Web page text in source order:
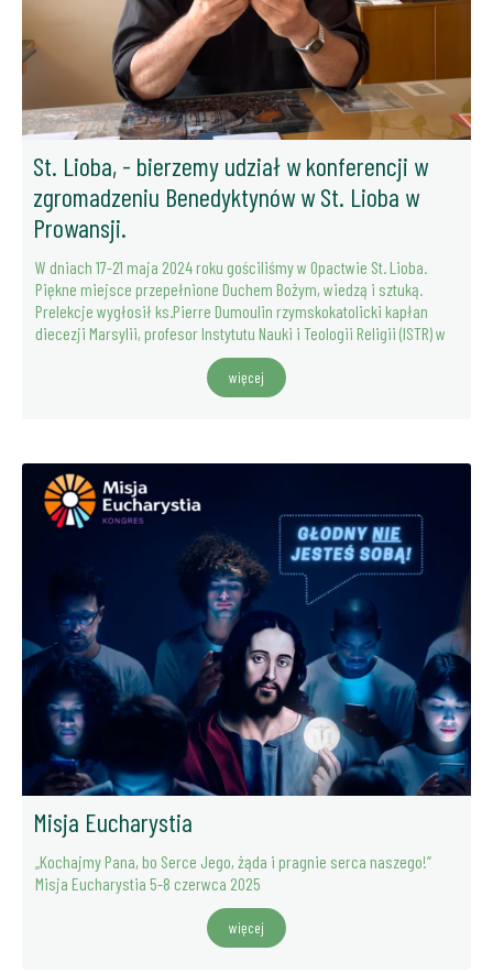
St. Lioba, - bierzemy udział w konferencji w
zgromadzeniu Benedyktynów w St. Lioba w
Prowansji.
W dniach 17-21 maja 2024 roku gościliśmy w Opactwie St. Lioba.
Piękne miejsce przepełnione Duchem Bożym, wiedzą i sztuką.
Prelekcje wygłosił ks.Pierre Dumoulin rzymskokatolicki kapłan
diecezji Marsylii, profesor Instytutu Nauki i Teologii Religii (ISTR) w
więcej
Misja Eucharystia
„Kochajmy Pana, bo Serce Jego, żąda i pragnie serca naszego!”
Misja Eucharystia 5-8 czerwca 2025
więcej